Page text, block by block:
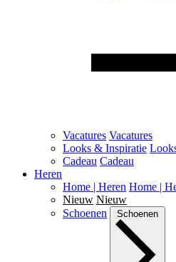
Vacatures Vacatures
Looks & Inspiratie
Cadeau Cadeau
Heren
Home | Heren Home |
Nieuw Nieuw
Schoenen
Schoenen